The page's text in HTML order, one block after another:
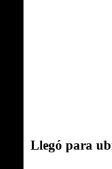
Llegó para